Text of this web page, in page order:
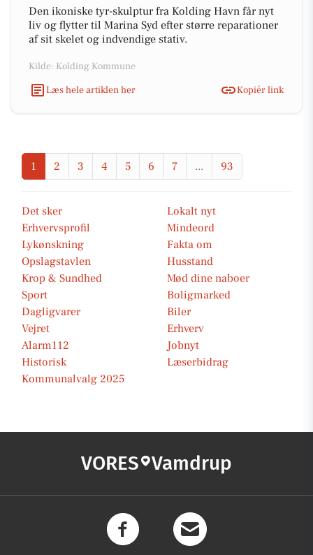
Den ikoniske tyr-skulptur fra Kolding Havn får nyt
liv og flytter til Marina Syd efter større reparationer
af sit skelet og indvendige stativ.
Kilde: Kolding Kommune
Læs hele artiklen her
Kopiér link
1 2 3 4 5 6 7 ... 93
Det sker
Lokalt nyt
Erhvervsprofil
Mindeord
Lykønskning
Fakta om
Opslagstavlen
Husstand
Krop & Sundhed
Mød dine naboer
Sport
Boligmarked
Dagligvarer
Biler
Vejret
Erhverv
Alarm112
Jobnyt
Historisk
Læserbidrag
Kommunalvalg 2025
VORES Vamdrup